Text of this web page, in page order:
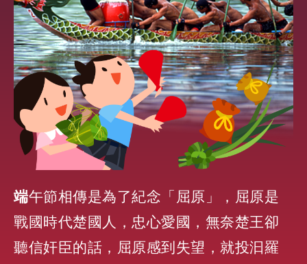
端午節相傳是為了紀念「屈原」 ， 屈原是
戰國時代楚國人
， 忠心愛國 ， 無奈楚王卻
聽信奸臣的話 ， 屈原感到失望 ， 就投汩羅